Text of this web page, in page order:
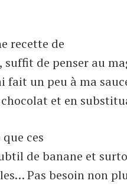
recette de
suffit de penser au
fait un peu à ma
et en
ces
de banane et
Pas besoin non